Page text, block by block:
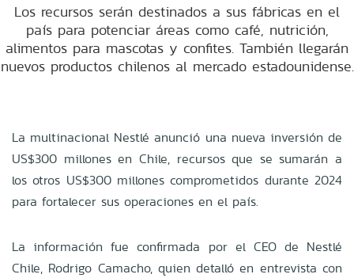
Los recursos serán destinados a sus fábricas en el
país para potenciar áreas como café, nutrición,
alimentos para mascotas y confites. También llegarán
nuevos productos chilenos al mercado estadounidense.
La multinacional Nestlé anunció una nueva inversión de
US$300 millones en Chile, recursos que se sumarán a
los otros US$300 millones comprometidos durante 2024
para fortalecer sus operaciones en el país.
La información fue confirmada por el CEO de Nestlé
Chile, Rodrigo Camacho, quien detalló en entrevista con